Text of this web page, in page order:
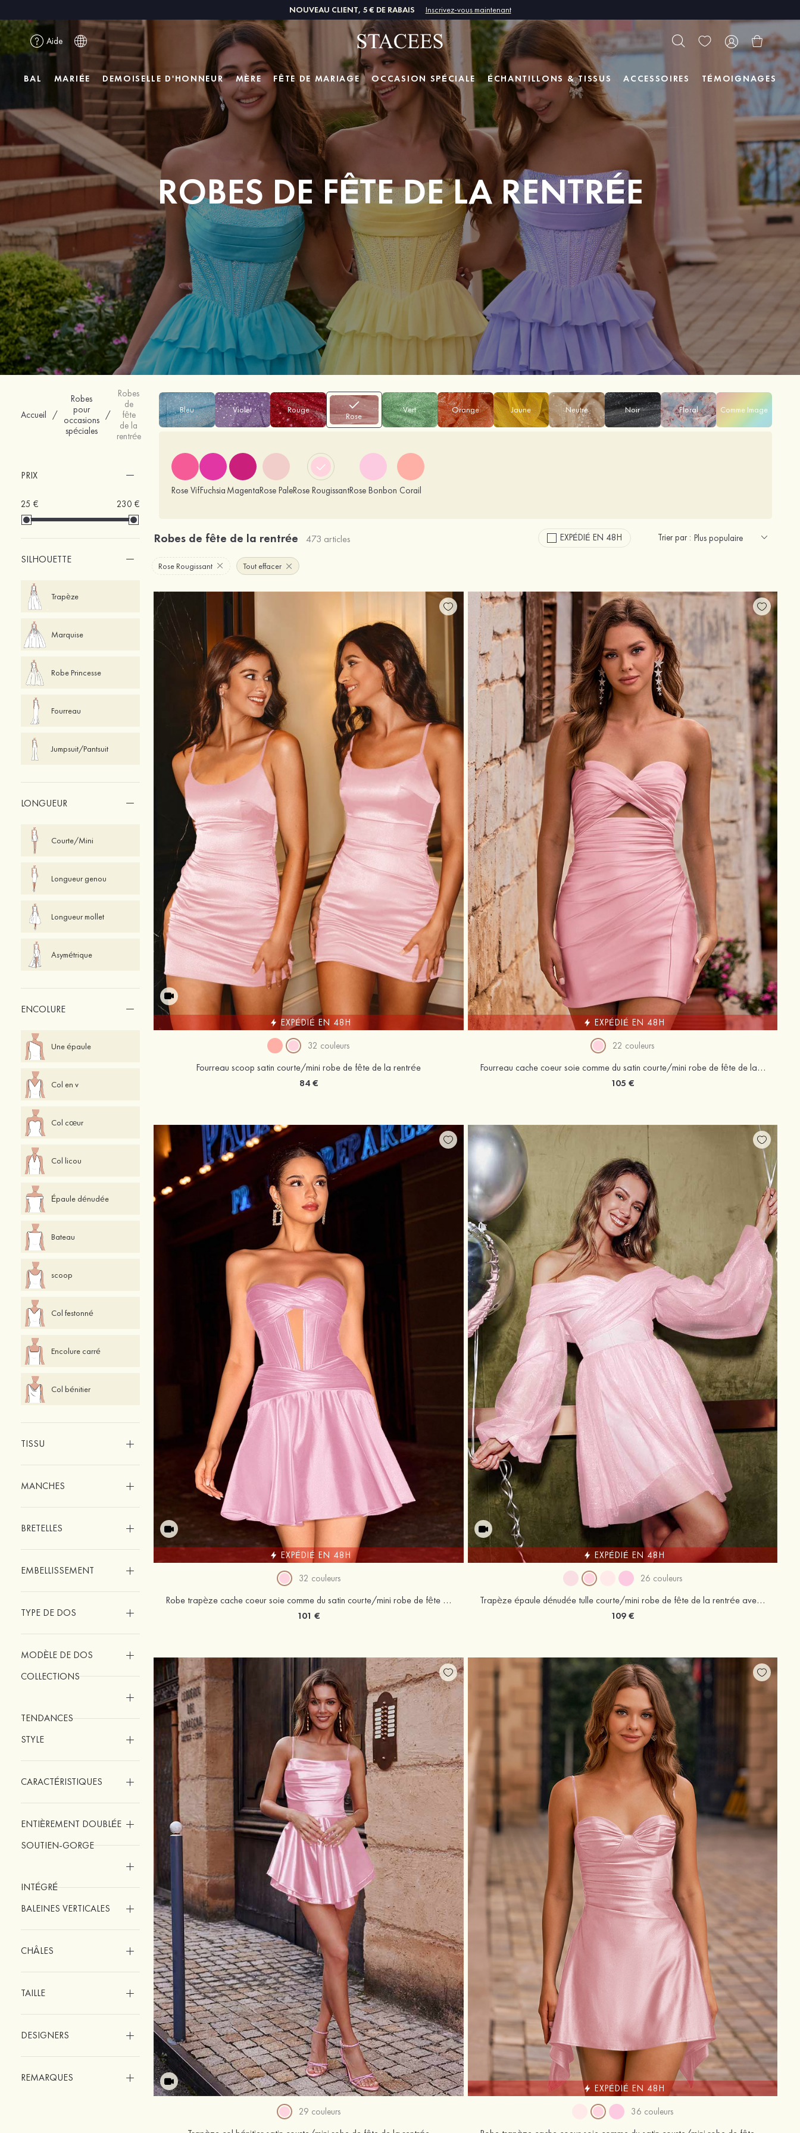
NOUVEAU CLIENT, 5 € DE RABAIS Inscrivez-vous maintenant
Aide
BAL MARIÉE DEMOISELLE D'HONNEUR MÈRE FÊTE DE MARIAGE OCCASION SPÉCIALE ÉCHANTILLONS & TISSUS ACCESSOIRES TÉMOIGNAGES
ROBES DE FÊTE DE LA RENTRÉE
Accueil /
Robes
pour
occasions
spéciales
/
Robes
de
fête
de la
rentrée
PRIX
25 € 230 €
SILHOUETTE
Trapèze
Marquise
Robe Princesse
Fourreau
Jumpsuit/Pantsuit
LONGUEUR
Courte/Mini
Longueur genou
Longueur mollet
Asymétrique
ENCOLURE
Une épaule
Col en v
Col cœur
Col licou
Épaule dénudée
Bateau
scoop
Col festonné
Encolure carré
Col bénitier
TISSU
MANCHES
BRETELLES
EMBELLISSEMENT
TYPE DE DOS
MODÈLE DE DOS
COLLECTIONS
TENDANCES
STYLE
CARACTÉRISTIQUES
ENTIÈREMENT DOUBLÉE
SOUTIEN-GORGE
INTÉGRÉ
BALEINES VERTICALES
CHÂLES
TAILLE
DESIGNERS
REMARQUES
Bleu Violet Rouge
Rose
Vert Orange Jaune Neutre Noir Floral Comme Image
Rose VifFuchsia MagentaRose PaleRose RougissantRose Bonbon Corail
Robes de fête de la rentrée 473 articles EXPÉDIÉ EN 48H Trier par :
Rose Rougissant Tout effacer
EXPÉDIÉ EN 48H
32 couleurs
Fourreau scoop satin courte/mini robe de fête de la rentrée
84 €
EXPÉDIÉ EN 48H
22 couleurs
Fourreau cache coeur soie comme du satin courte/mini robe de fête de la rentrée avec trou de serrure
105 €
EXPÉDIÉ EN 48H
32 couleurs
Robe trapèze cache coeur soie comme du satin courte/mini robe de fête de la rentrée
101 €
EXPÉDIÉ EN 48H
26 couleurs
Trapèze épaule dénudée tulle courte/mini robe de fête de la rentrée avec plissé
109 €
29 couleurs
EXPÉDIÉ EN 48H
36 couleurs